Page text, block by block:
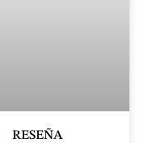
RESEÑA